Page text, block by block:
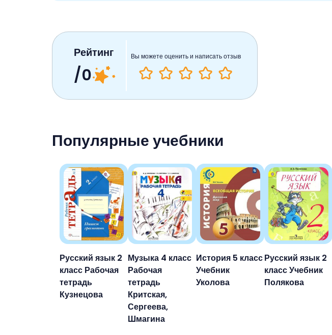
Популярные учебники
Русский язык 2
класс Рабочая
тетрадь
Кузнецова
Музыка 4 класс
Рабочая
тетрадь
Критская,
Сергеева,
Шмагина
История 5 класс
Учебник
Уколова
Русский язык 2
класс Учебник
Полякова
Рейтинг
/0
Вы можете оценить и написать отзыв